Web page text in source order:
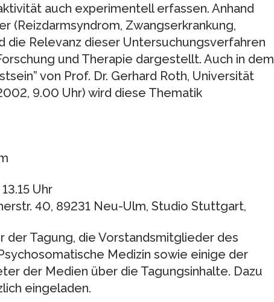
auch experimentell erfassen. Anhand
(Reizdarmsyndrom, Zwangserkrankung,
die Relevanz dieser Untersuchungsverfahren
und Therapie dargestellt. Auch in dem
von Prof. Dr. Gerhard Roth, Universität
9.00 Uhr) wird diese Thematik
Uhr
40, 89231 Neu-Ulm, Studio Stuttgart,
der Tagung, die Vorstandsmitglieder des
Medizin sowie einige der
der Medien über die Tagungsinhalte. Dazu
eingeladen.